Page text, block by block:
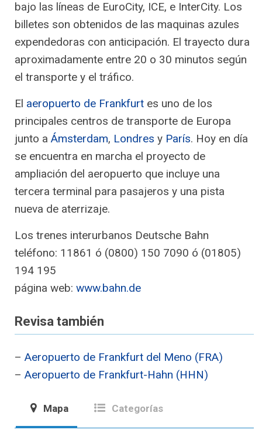
bajo las líneas de EuroCity, ICE, e InterCity. Los
billetes son obtenidos de las maquinas azules
expendedoras con anticipación. El trayecto dura
aproximadamente entre 20 o 30 minutos según
el transporte y el tráfico.
El aeropuerto de Frankfurt es uno de los
principales centros de transporte de Europa
junto a Ámsterdam, Londres y París. Hoy en día
se encuentra en marcha el proyecto de
ampliación del aeropuerto que incluye una
tercera terminal para pasajeros y una pista
nueva de aterrizaje.
Los trenes interurbanos Deutsche Bahn
teléfono: 11861 ó (0800) 150 7090 ó (01805)
194 195
página web: www.bahn.de
Revisa también
– Aeropuerto de Frankfurt del Meno (FRA)
– Aeropuerto de Frankfurt-Hahn (HHN)
Mapa Categorías